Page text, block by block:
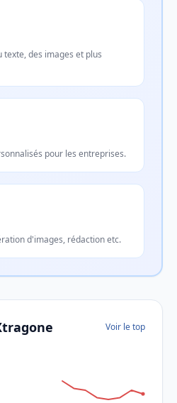
des images et plus
pour les entreprises.
d'images, rédaction etc.
Voir le top